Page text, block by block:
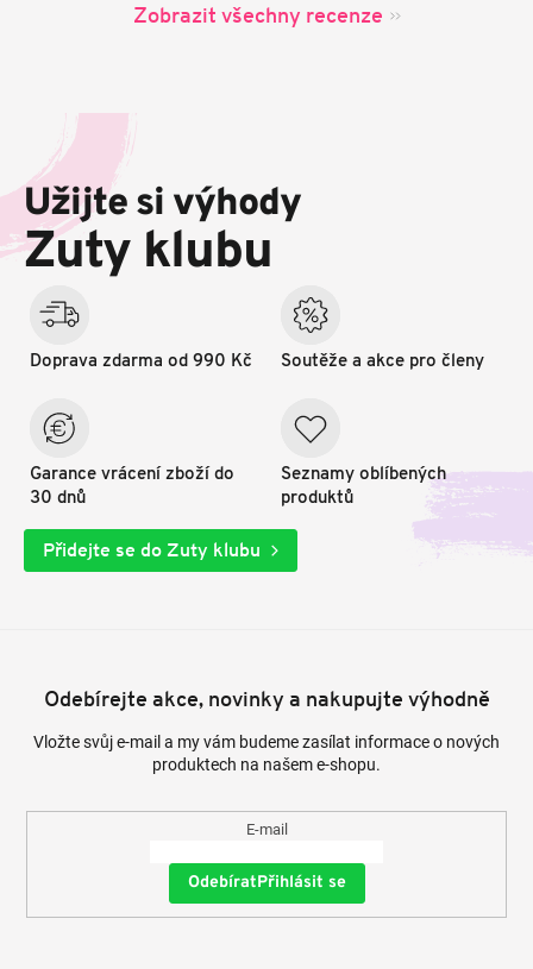
Zobrazit všechny recenze
a
í
Užijte si výhody
Zuty klubu
Doprava zdarma od 990 Kč
Garance vrácení zboží do
30 dnů
Soutěže a akce pro členy
Seznamy oblíbených
produktů
Přidejte se do Zuty klubu
Odebírejte akce, novinky a nakupujte výhodně
Vložte svůj e-mail a my vám budeme zasílat informace o nových
produktech na našem e-shopu.
E-mail
Přihlásit se